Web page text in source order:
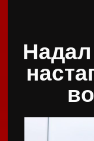
Надал